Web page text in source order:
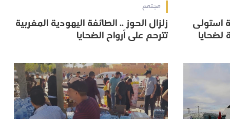
استولى
مجتمع
زلزال الحوز .. الطائفة اليهودية المغربية
تترحم على أرواح الضحايا
زلزال الحوز .. الطائفة اليهودية المغربية
تترحم على أرواح الضحايا